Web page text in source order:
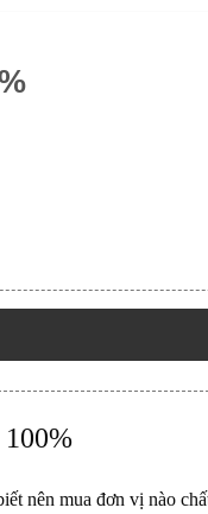
nên mua đơn vị nào